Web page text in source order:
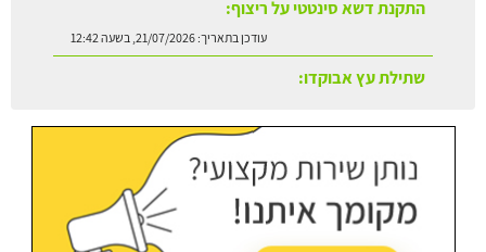
התקנת דשא סינטטי על ריצוף:
עודכן בתאריך:21/07/2026, בשעה 12:42
שתילת עץ אבוקדו: